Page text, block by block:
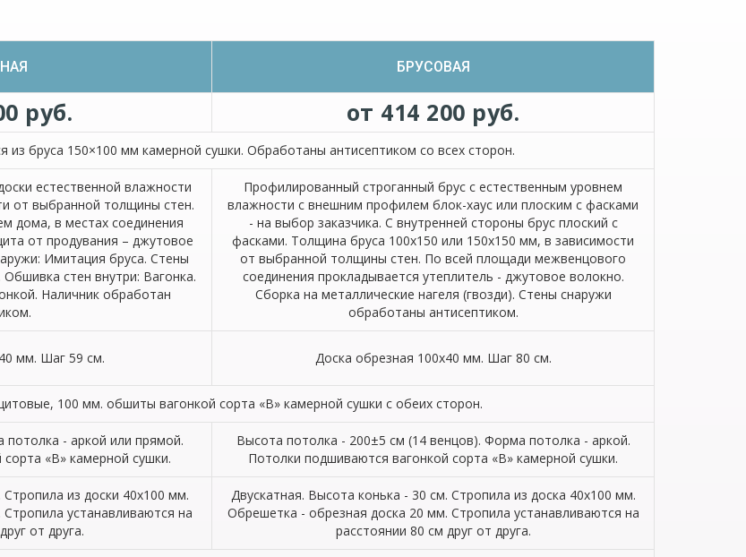
БРУСОВАЯ
руб. от 414 200 руб.
из бруса 150×100 мм камерной сушки. Обработаны антисептиком со всех сторон.
естественной влажности
от выбранной толщины стен.
дома, в местах соединения
от продувания – джутовое
Имитация бруса. Стены
стен внутри: Вагонка.
Наличник обработан
Профилированный строганный брус с естественным уровнем
влажности с внешним профилем блок-хаус или плоским с фасками
- на выбор заказчика. С внутренней стороны брус плоский с
фасками. Толщина бруса 100х150 или 150х150 мм, в зависимости
от выбранной толщины стен. По всей площади межвенцового
соединения прокладывается утеплитель - джутовое волокно.
Сборка на металлические нагеля (гвозди). Стены снаружи
обработаны антисептиком.
мм. Шаг 59 см. Доска обрезная 100х40 мм. Шаг 80 см.
100 мм. обшиты вагонкой сорта «В» камерной сушки с обеих сторон.
- аркой или прямой.
«В» камерной сушки.
Высота потолка - 200±5 см (14 венцов). Форма потолка - аркой.
Потолки подшиваются вагонкой сорта «В» камерной сушки.
из доски 40х100 мм.
устанавливаются на
от друга.
Двускатная. Высота конька - 30 см. Стропила из доска 40х100 мм.
Обрешетка - обрезная доска 20 мм. Стропила устанавливаются на
расстоянии 80 см друг от друга.